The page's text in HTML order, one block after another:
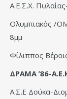
Α.Ε.Σ.Χ.
Ολυμπιακός /
8μμ
Φίλιππος
ΔΡΑΜΑ ’86-
Α.Σ.Ε Δούκα-